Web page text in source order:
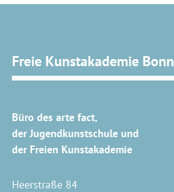
Freie Kunstakademie Bonn
Büro des arte fact,
der Jugendkunstschule und
der Freien Kunstakademie
Heerstraße 84